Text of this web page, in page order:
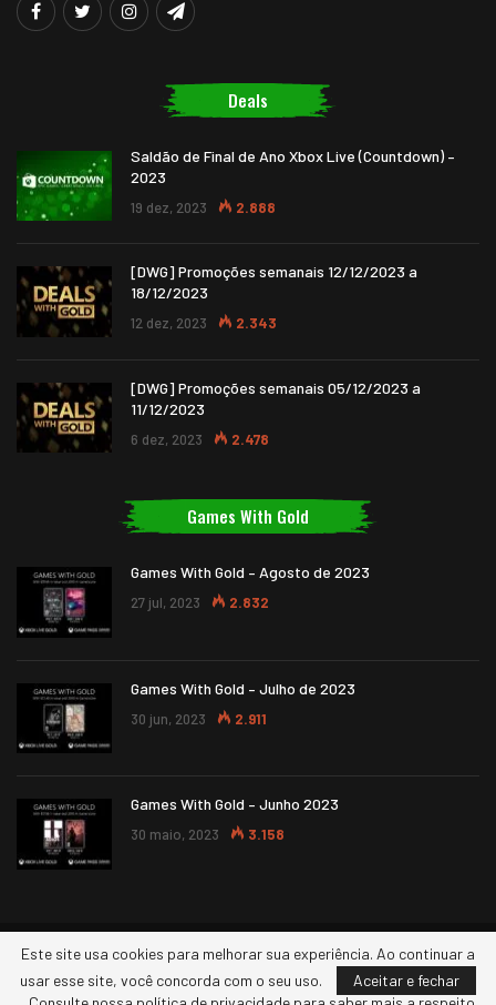
Deals
Saldão de Final de Ano Xbox Live (Countdown) –
2023
19 dez, 2023 2.888
[DWG] Promoções semanais 12/12/2023 a
18/12/2023
12 dez, 2023 2.343
[DWG] Promoções semanais 05/12/2023 a
11/12/2023
6 dez, 2023 2.478
Games With Gold
Games With Gold – Agosto de 2023
27 jul, 2023 2.832
Games With Gold – Julho de 2023
30 jun, 2023 2.911
Games With Gold – Junho 2023
30 maio, 2023 3.158
© 2026 - XBOXERS. Todos os direitos reservados.
Este site usa cookies para melhorar sua experiência. Ao continuar a
usar esse site, você concorda com o seu uso.
Aceitar e fechar